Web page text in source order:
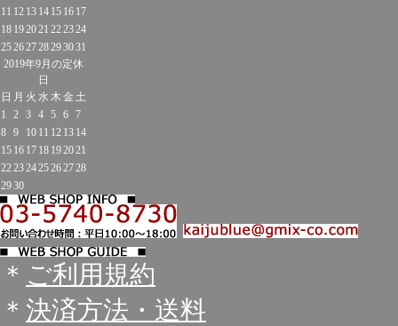
11 12 13 14 15 16 17
18 192021 222324
25262728293031
2019年9月の定休
日
日 月 火 水 木 金 土
1
2 3 4 5 6 7
8 9 10 11 12 13 14
15 16 17 18 192021
22232425262728
2930
＊ ご利用規約
＊ 決済方法・送料